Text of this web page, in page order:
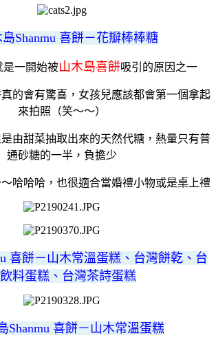
島Shanmu 喜餅－花瓣棒棒糖
是一開始被山木島喜餅吸引的原因之一
的會有驚喜，女孩兒應該都會第一個拿起
來拍照（笑～～）
由甜菜抽取出來的天然代糖，熱量只有普
通砂糖的一半，負擔少
哈哈哈，也很適合當婚禮小物或是桌上禮
喜餅－山木常溫蛋糕、台灣餅乾、台
料蛋糕、台灣茶詩蛋糕
Shanmu 喜餅－山木常溫蛋糕